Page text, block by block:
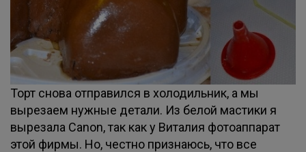
Торт снова отправился в холодильник, а мы
вырезаем нужные детали. Из белой мастики я
вырезала Canon, так как у Виталия фотоаппарат
этой фирмы. Но, честно признаюсь, что все